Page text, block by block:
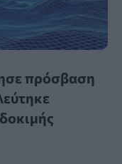
πρόσβαση